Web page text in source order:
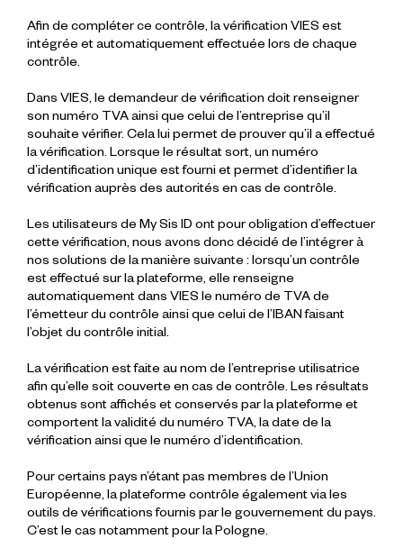
Afin de compléter ce contrôle, la vérification VIES est
intégrée et automatiquement effectuée lors de chaque
contrôle.
Dans VIES, le demandeur de vérification doit renseigner
son numéro TVA ainsi que celui de l’entreprise qu’il
souhaite vérifier. Cela lui permet de prouver qu’il a effectué
la vérification. Lorsque le résultat sort, un numéro
d’identification unique est fourni et permet d’identifier la
vérification auprès des autorités en cas de contrôle.
Les utilisateurs de My Sis ID ont pour obligation d’effectuer
cette vérification, nous avons donc décidé de l’intégrer à
nos solutions de la manière suivante : lorsqu’un contrôle
est effectué sur la plateforme, elle renseigne
automatiquement dans VIES le numéro de TVA de
l’émetteur du contrôle ainsi que celui de l’IBAN faisant
l’objet du contrôle initial.
La vérification est faite au nom de l’entreprise utilisatrice
afin qu’elle soit couverte en cas de contrôle. Les résultats
obtenus sont affichés et conservés par la plateforme et
comportent la validité du numéro TVA, la date de la
vérification ainsi que le numéro d’identification.
Pour certains pays n’étant pas membres de l’Union
Européenne, la plateforme contrôle également via les
outils de vérifications fournis par le gouvernement du pays.
C’est le cas notamment pour la Pologne.